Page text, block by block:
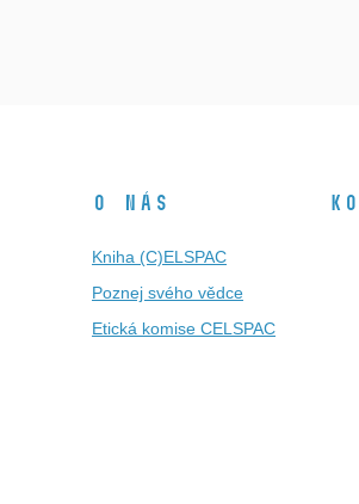
O nás
Kniha (C)ELSPAC
Poznej svého vědce
Etická komise CELSPAC